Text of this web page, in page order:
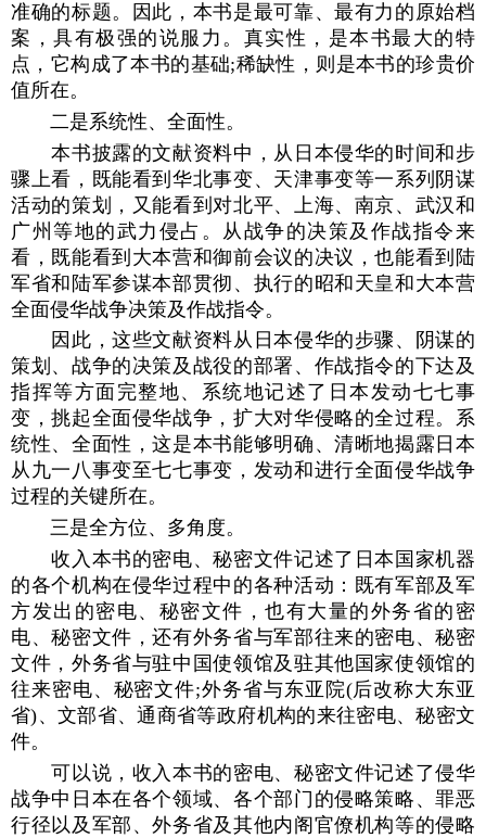
准确的标题。因此，本书是最可靠、最有力的原始档
案，具有极强的说服力。真实性，是本书最大的特
点，它构成了本书的基础;稀缺性，则是本书的珍贵价
值所在。
二是系统性、全面性。
本书披露的文献资料中，从日本侵华的时间和步
骤上看，既能看到华北事变、天津事变等一系列阴谋
活动的策划，又能看到对北平、上海、南京、武汉和
广州等地的武力侵占。从战争的决策及作战指令来
看，既能看到大本营和御前会议的决议，也能看到陆
军省和陆军参谋本部贯彻、执行的昭和天皇和大本营
全面侵华战争决策及作战指令。
因此，这些文献资料从日本侵华的步骤、阴谋的
策划、战争的决策及战役的部署、作战指令的下达及
指挥等方面完整地、系统地记述了日本发动七七事
变，挑起全面侵华战争，扩大对华侵略的全过程。系
统性、全面性，这是本书能够明确、清晰地揭露日本
从九一八事变至七七事变，发动和进行全面侵华战争
过程的关键所在。
三是全方位、多角度。
收入本书的密电、秘密文件记述了日本国家机器
的各个机构在侵华过程中的各种活动：既有军部及军
方发出的密电、秘密文件，也有大量的外务省的密
电、秘密文件，还有外务省与军部往来的密电、秘密
文件，外务省与驻中国使领馆及驻其他国家使领馆的
往来密电、秘密文件;外务省与东亚院(后改称大东亚
省)、文部省、通商省等政府机构的来往密电、秘密文
件。
可以说，收入本书的密电、秘密文件记述了侵华
战争中日本在各个领域、各个部门的侵略策略、罪恶
行径以及军部、外务省及其他内阁官僚机构等的侵略